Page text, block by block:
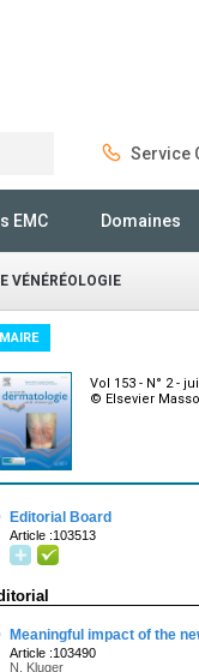
Service
EMC Domaines
VÉNÉRÉOLOGIE
Vol 153 - N° 2 -
© Elsevier
Editorial Board
Article :103513
Meaningful impact of the
Article :103490
N. Kluger